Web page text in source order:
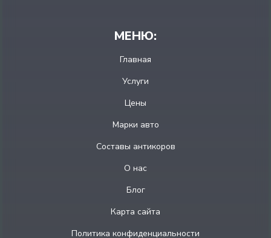
МЕНЮ:
Главная
Услуги
Цены
Марки авто
Составы антикоров
О нас
Блог
Карта сайта
Политика конфиденциальности